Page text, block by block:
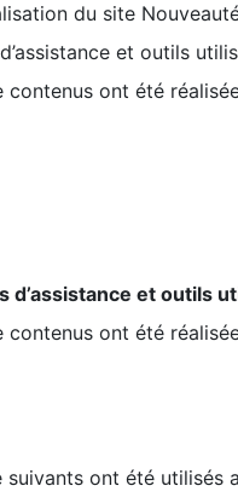
du site
et outils
ont été
et outils
ont été
ont été utilisés